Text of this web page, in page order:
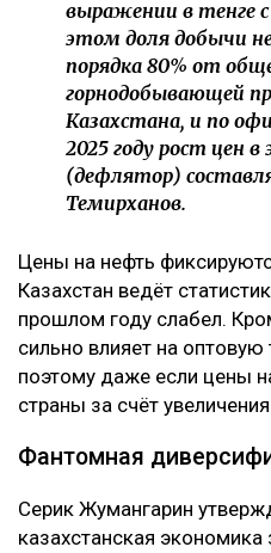
выражении в тенге
этом доля добычи
порядка 80% от
горнодобывающей
Казахстана, и по
2025 году рост цен
(дефлятор)
Темирханов.
Цены на нефть
Казахстан ведёт
прошлом году слабел.
сильно влияет на оптовую
поэтому даже если цены
страны за счёт
Фантомная
Серик Жумангарин
казахстанская экономика